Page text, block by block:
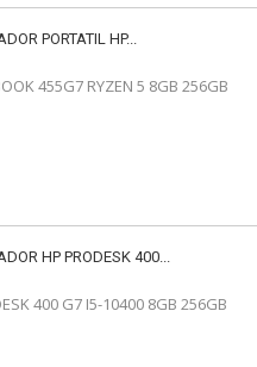
PORTATIL HP...
455G7 RYZEN 5 8GB 256GB
HP PRODESK 400...
400 G7 I5-10400 8GB 256GB